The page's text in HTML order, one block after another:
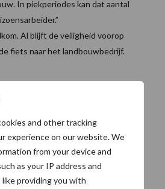
and other tracking
experience on our website. We
from your device and
as your IP address and
providing you with
In piekperiodes kan dat aantal
Al blijft de veiligheid voorop
fiets naar het landbouwbedrijf.
waar hij prei
werken. Als niemand
voldoende afstand.”
waarmee ook hun familie
willen de vluchtelingen
die hen opvangt.”